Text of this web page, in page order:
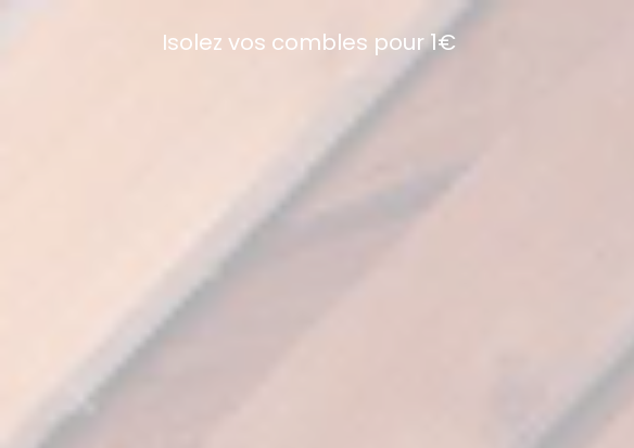
Isolez vos combles pour 1€